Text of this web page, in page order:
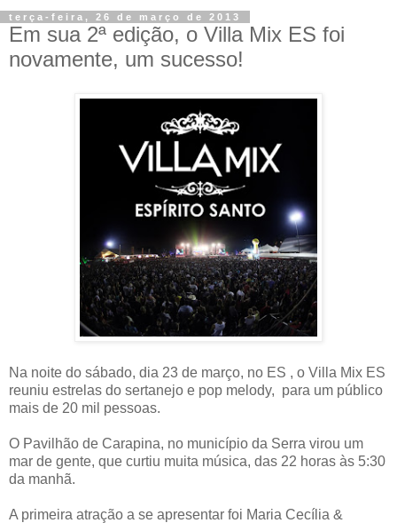
terça-feira, 26 de março de 2013
Em sua 2ª edição, o Villa Mix ES foi
novamente, um sucesso!
Na noite do sábado, dia 23 de março, no ES , o Villa Mix ES
reuniu estrelas do sertanejo e pop melody, para um público
mais de 20 mil pessoas.
O Pavilhão de Carapina, no município da Serra virou um
mar de gente, que curtiu muita música, das 22 horas às 5:30
da manhã.
A primeira atração a se apresentar foi Maria Cecília &